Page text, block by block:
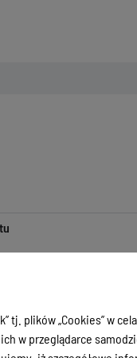
tj. plików „Cookies” w
w przeglądarce